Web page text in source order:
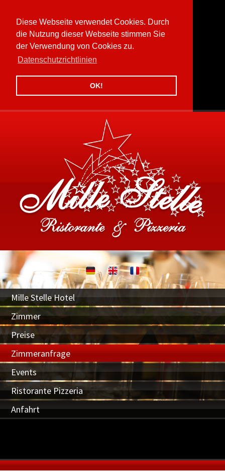
Diese Webseite verwendet Cookies. Durch
die Nutzung dieser Webseite stimmen Sie
der Verwendung von Cookies zu.
Datenschutzrichtlinien
OK!
Mille Stelle Hotel
Zimmer
Preise
Zimmeranfrage
Events
Ristorante Pizzeria
Anfahrt